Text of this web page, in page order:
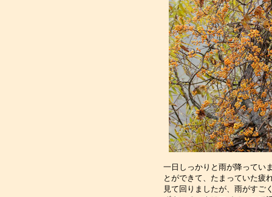
一日しっかりと雨が降ってい
とができて、たまっていた疲
見て回りましたが、雨がすご